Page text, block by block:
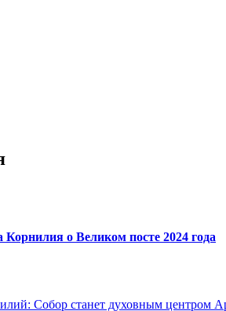
о Великом посте 2024 года